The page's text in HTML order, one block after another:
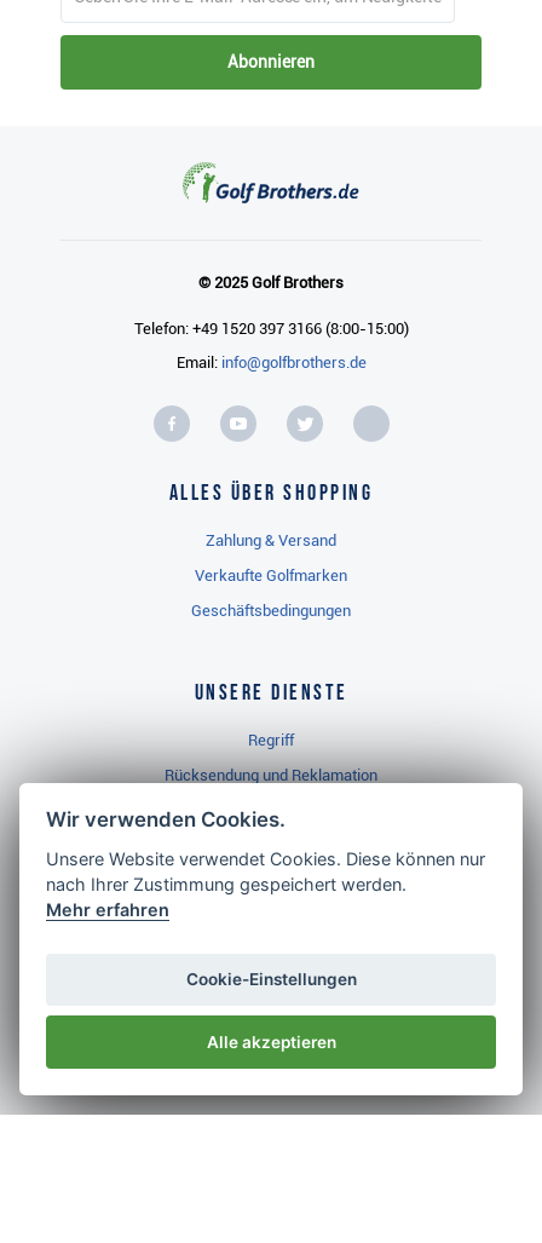
Abonnieren
© 2025 Golf Brothers
Telefon: +49 1520 397 3166 (8:00-15:00)
Email: info@golfbrothers.de
Alles über Shopping
Zahlung & Versand
Verkaufte Golfmarken
Geschäftsbedingungen
Unsere Dienste
Regriff
Rücksendung und Reklamation
Widerrufsbelehrung
Golf Brothers.de
Neuheiten
Impressum
Wir verwenden Cookies.
Unsere Website verwendet Cookies. Diese können nur
nach Ihrer Zustimmung gespeichert werden.
Mehr erfahren
Cookie-Einstellungen
Alle akzeptieren